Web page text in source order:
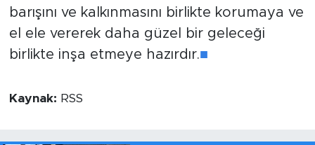
barışını ve kalkınmasını birlikte korumaya ve
el ele vererek daha güzel bir geleceği
birlikte inşa etmeye hazırdır.■
Kaynak: RSS